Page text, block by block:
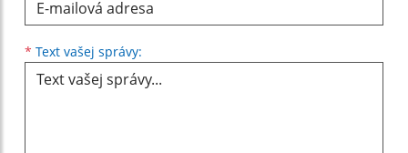
* Text vašej správy: